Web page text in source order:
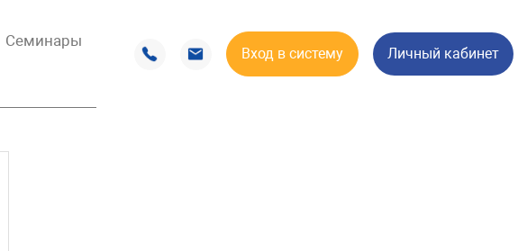
Семинары
Вход в систему Личный кабинет